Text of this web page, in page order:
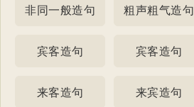
非同一般造句 粗声粗气造句
宾客造句 宾客造句
来客造句 来宾造句